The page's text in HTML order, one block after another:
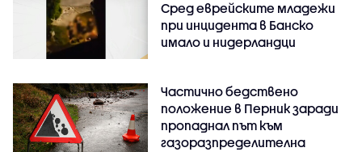
Сред еврейските младежи
при инцидента в Банско
имало и нидерландци
Частично бедствено
положение в Перник заради
пропаднал път към
газоразпределителна